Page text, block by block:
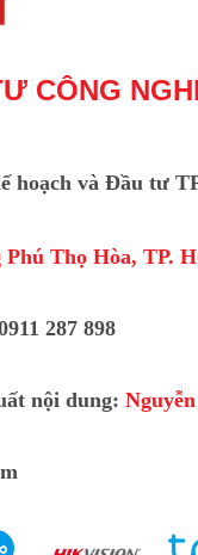
CÔNG
hoạch và Đầu tư
Thọ Hòa, TP.
287 898
nội dung: